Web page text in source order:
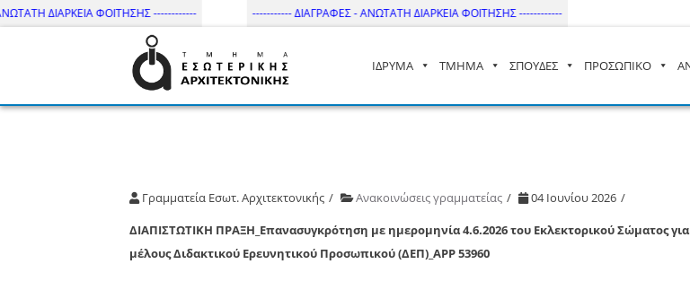
ΔΙΑΡΚΕΙΑ ΦΟΙΤΗΣΗΣ ------------ ----------- ΔΙΑΓΡΑΦΕΣ - ΑΝΩΤΑΤΗ ΔΙΑΡΚΕΙΑ ΦΟΙΤΗΣΗΣ ------------
Τμήμα Εσωτ. Αρχιτεκτονικής – ΔΙ.ΠΑ.Ε
ΙΔΡΥΜΑ ΤΜΗΜΑ ΣΠΟΥΔΕΣ ΠΡΟΣΩΠΙΚΟ
Γραμματεία Εσωτ. Αρχιτεκτονικής Ανακοινώσεις γραμματείας
04 Ιουνίου 2026
ΔΙΑΠΙΣΤΩΤΙΚΗ ΠΡΑΞΗ_Επανασυγκρότηση με ημερομηνία 4.6.2026 του Εκλεκτορικού Σώματος
μέλους Διδακτικού Ερευνητικού Προσωπικού (ΔΕΠ)_APP 53960